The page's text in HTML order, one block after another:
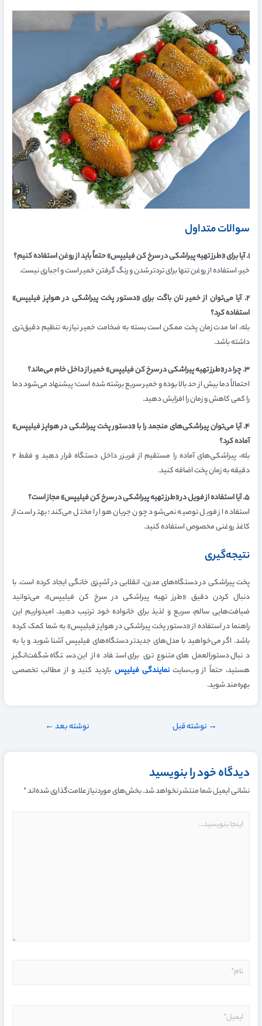
سوالات متداول
۱. آیا برای «طرز تهیه پیراشکی در سرخ کن فیلیپس» حتماً باید از روغن استفاده کنیم؟
خیر، استفاده از روغن تنها برای تردتر شدن و رنگ گرفتن خمیر است و اجباری نیست.
۲. آیا می‌توان از خمیر نان باگت برای «دستور پخت پیراشکی در هواپز فیلیپس»
استفاده کرد؟
بله، اما مدت زمان پخت ممکن است بسته به ضخامت خمیر نیاز به تنظیم دقیق‌تری
داشته باشد.
۳. چرا در «طرز تهیه پیراشکی در سرخ کن فیلیپس» خمیر از داخل خام می‌ماند؟
احتمالاً دما بیش از حد بالا بوده و خمیر سریع برشته شده است؛ پیشنهاد می‌شود دما
را کمی کاهش و زمان را افزایش دهید.
۴. آیا می‌توان پیراشکی‌های منجمد را با «دستور پخت پیراشکی در هواپز فیلیپس»
آماده کرد؟
بله، پیراشکی‌های آماده را مستقیم از فریزر داخل دستگاه قرار دهید و فقط ۲
دقیقه به زمان پخت اضافه کنید.
۵. آیا استفاده از فویل در «طرز تهیه پیراشکی در سرخ کن فیلیپس» مجاز است؟
استفاده از فویل توصیه نمی‌شود چون جریان هوا را مختل می‌کند؛ بهتر است از
کاغذ روغنی مخصوص استفاده کنید.
نتیجه‌گیری
پخت پیراشکی در دستگاه‌های مدرن، انقلابی در آشپزی خانگی ایجاد کرده است. با
دنبال کردن دقیق «طرز تهیه پیراشکی در سرخ کن فیلیپس»، می‌توانید
ضیافت‌هایی سالم، سریع و لذیذ برای خانواده خود ترتیب دهید. امیدواریم این
راهنما در استفاده از «دستور پخت پیراشکی در هواپز فیلیپس» به شما کمک کرده
باشد. اگر می‌خواهید با مدل‌های جدیدتر دستگاه‌های فیلیپس آشنا شوید و یا به
دنبال دستورالعمل‌های متنوع‌تری برای استفاده از این دستگاه شگفت‌انگیز
هستید، حتماً از وب‌سایتنمایندگی فیلیپس بازدید کنید و از مطالب تخصصی
بهره‌مند شوید.
→ نوشته قبل نوشته بعد ←
دیدگاه‌ خود را بنویسید
نشانی ایمیل شما منتشر نخواهد شد.بخش‌های موردنیاز علامت‌گذاری شده‌اند*